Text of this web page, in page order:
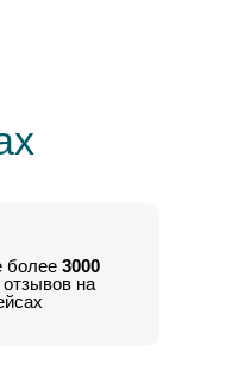
более 3000
на